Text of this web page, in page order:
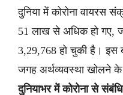
दुनिया में कोरोना वायरस
51 लाख से अधिक हो गए,
3,29,768 हो चुकी है। इस
जगह अर्थव्यवस्था खोलने
दुनियाभर में कोरोना से